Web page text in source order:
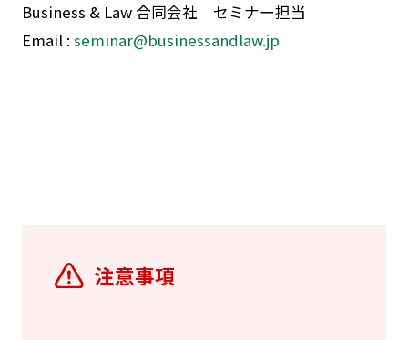
Business & Law 合同会社 セミナー担当
Email : seminar@businessandlaw.jp
注意事項